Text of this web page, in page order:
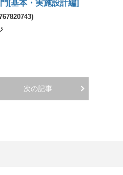
[基本・実施設計編]
次の記事